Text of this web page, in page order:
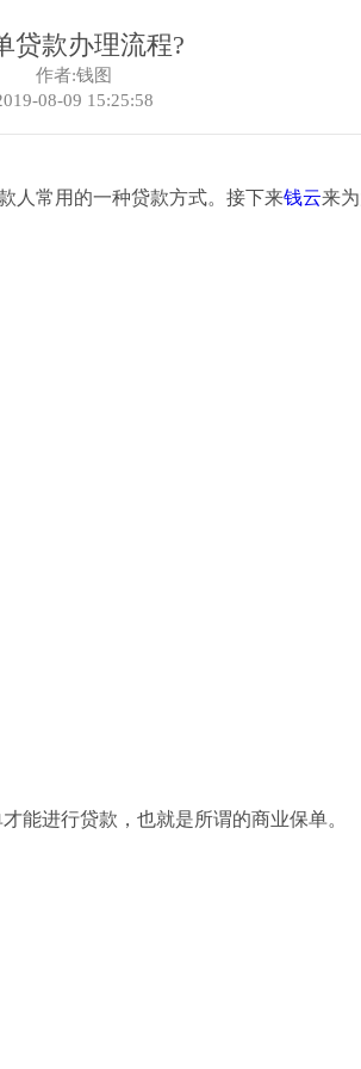
贷款办理流程?
作者:钱图
08-09 15:25:58
人常用的一种贷款方式。接下来钱云来
能进行贷款，也就是所谓的商业保单。